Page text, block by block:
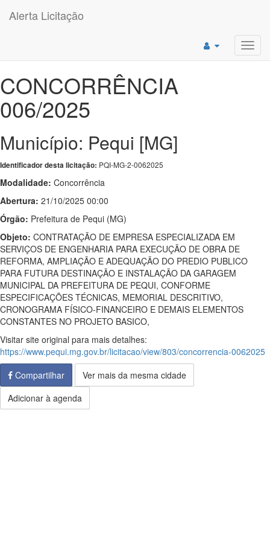
Alerta Licitação
CONCORRÊNCIA
006/2025
Município: Pequi [MG]
Identificador desta licitação: PQI-MG-2-0062025
Modalidade: Concorrência
Abertura: 21/10/2025 00:00
Órgão: Prefeitura de Pequi (MG)
Objeto: CONTRATAÇÃO DE EMPRESA ESPECIALIZADA EM
SERVIÇOS DE ENGENHARIA PARA EXECUÇÃO DE OBRA DE
REFORMA, AMPLIAÇÃO E ADEQUAÇÃO DO PREDIO PUBLICO
PARA FUTURA DESTINAÇÃO E INSTALAÇÃO DA GARAGEM
MUNICIPAL DA PREFEITURA DE PEQUI, CONFORME
ESPECIFICAÇÕES TÉCNICAS, MEMORIAL DESCRITIVO,
CRONOGRAMA FÍSICO-FINANCEIRO E DEMAIS ELEMENTOS
CONSTANTES NO PROJETO BASICO,
Visitar site original para mais detalhes:
https://www.pequi.mg.gov.br/licitacao/view/803/concorrencia-0062025
Compartilhar
Ver mais da mesma cidade
Adicionar à agenda